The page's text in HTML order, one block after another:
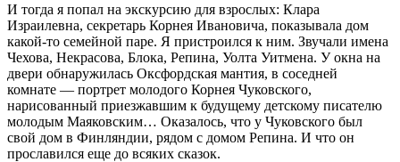
И тогда я попал на экскурсию для взрослых: Клара
Израилевна, секретарь Корнея Ивановича, показывала дом
какой-то семейной паре. Я пристроился к ним. Звучали имена
Чехова, Некрасова, Блока, Репина, Уолта Уитмена. У окна на
двери обнаружилась Оксфордская мантия, в соседней
комнате — портрет молодого Корнея Чуковского,
нарисованный приезжавшим к будущему детскому писателю
молодым Маяковским… Оказалось, что у Чуковского был
свой дом в Финляндии, рядом с домом Репина. И что он
прославился еще до всяких сказок.